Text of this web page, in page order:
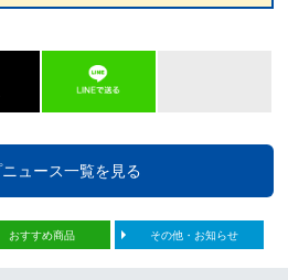
ュース一覧を見る
おすすめ商品 その他・お知らせ